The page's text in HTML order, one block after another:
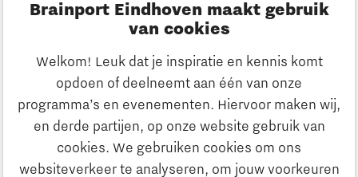
Brainport Eindhoven maakt gebruik
van cookies
Welkom! Leuk dat je inspiratie en kennis komt
opdoen of deelneemt aan één van onze
programma’s en evenementen. Hiervoor maken wij,
en derde partijen, op onze website gebruik van
cookies. We gebruiken cookies om ons
websiteverkeer te analyseren, om jouw voorkeuren
Ontdek Brainport
Innovatie
Innovatie
Ondernemen
Onderwijs
Maatschappelijk